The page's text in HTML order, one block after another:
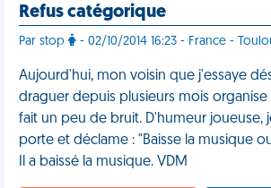
Refus catégorique
Par stop - 02/10/2014 16:23 - France -
Aujourd'hui, mon voisin que j'essaye
draguer depuis plusieurs mois
fait un peu de bruit. D'humeur joueuse,
porte et déclame : "Baisse la musique
Il a baissé la musique. VDM